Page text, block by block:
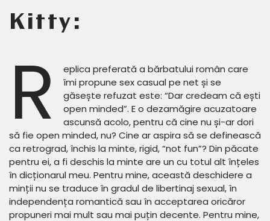
Kitty:
R
eplica preferată a bărbatului român care
îmi propune sex casual pe net și se
găsește refuzat este: “Dar credeam că ești
open minded”. E o dezamăgire acuzatoare
ascunsă acolo, pentru că cine nu și-ar dori
să fie open minded, nu? Cine ar aspira să se definească
ca retrograd, închis la minte, rigid, “not fun”? Din păcate
pentru ei, a fi deschis la minte are un cu totul alt înțeles
în dicționarul meu. Pentru mine, această deschidere a
minții nu se traduce în gradul de libertinaj sexual, în
independența romantică sau în acceptarea oricăror
propuneri mai mult sau mai puțin decente. Pentru mine,